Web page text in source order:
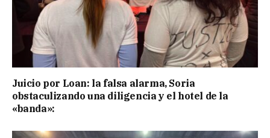
Juicio por Loan: la falsa alarma, Soria
obstaculizando una diligencia y el hotel de la
«banda»: